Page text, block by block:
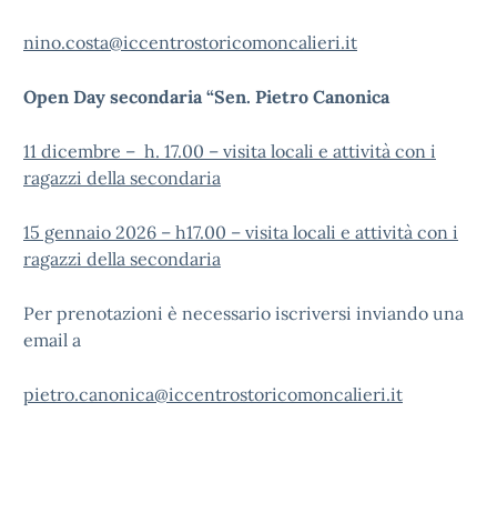
nino.costa@iccentrostoricomoncalieri.it
Open Day secondaria “Sen. Pietro Canonica
11 dicembre – h. 17.00 – visita locali e attività con i
ragazzi della secondaria
15 gennaio 2026 – h17.00 – visita locali e attività con i
ragazzi della secondaria
Per prenotazioni è necessario iscriversi inviando una
email a
pietro.canonica@iccentrostoricomoncalieri.it